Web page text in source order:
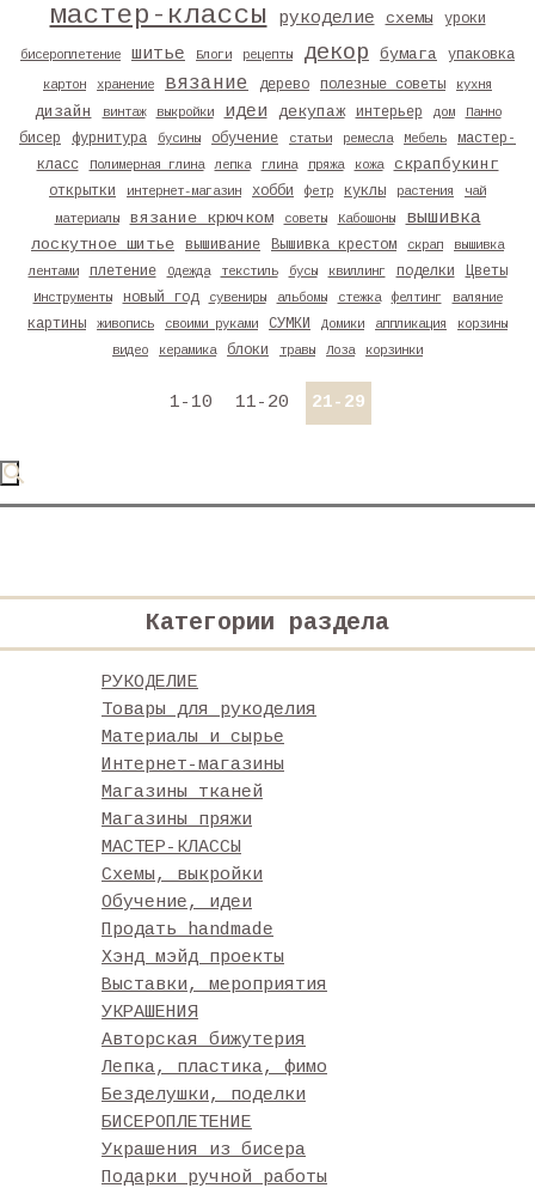
мастер-классы рукоделие схемы уроки
бисероплетение шитье Блоги рецепты декор бумага упаковка
картон хранение вязание дерево полезные советы кухня
дизайн винтаж выкройки идеи декупаж интерьер дом Панно
бисер фурнитура бусины обучение статьи ремесла Мебель
мастер-
класс
Полимерная глина лепка глина пряжа кожа скрапбукинг
открытки интернет-магазин хобби фетр куклы растения
чай
материалы
вязание крючком советы Кабошоны вышивка
лоскутное шитье вышивание Вышивка крестом скрап
вышивка
лентами
плетение Одежда текстиль бусы квиллинг поделки Цветы
Инструменты новый год сувениры альбомы стежка фелтинг валяние
картины живопись своими руками СУМКИ Домики аппликация
корзины
видео
керамика блоки травы Лоза корзинки
1-10 11-20 21-29
Категории раздела
РУКОДЕЛИЕ
Товары для рукоделия
Материалы и сырье
Интернет-магазины
Магазины тканей
Магазины пряжи
МАСТЕР-КЛАССЫ
Схемы, выкройки
Обучение, идеи
Продать handmade
Хэнд мэйд проекты
Выставки, мероприятия
УКРАШЕНИЯ
Авторская бижутерия
Лепка, пластика, фимо
Безделушки, поделки
БИСЕРОПЛЕТЕНИЕ
Украшения из бисера
Подарки ручной работы